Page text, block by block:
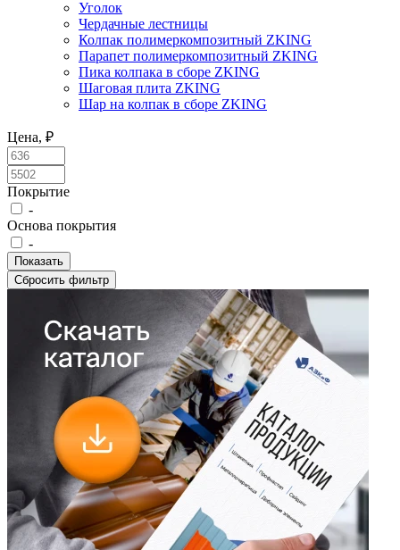
Уголок
Чердачные лестницы
Колпак полимеркомпозитный ZKING
Парапет полимеркомпозитный ZKING
Пика колпака в сборе ZKING
Шаговая плита ZKING
Шар на колпак в сборе ZKING
Цена, ₽
Покрытие
-
Основа покрытия
-